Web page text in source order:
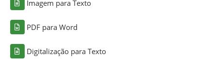
Imagem para Texto
PDF para Word
Digitalização para Texto